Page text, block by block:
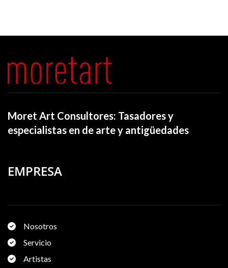
Moret Art Consultores: Tasadores y
especialistas en de arte y antigüedades
EMPRESA
Nosotros
Servicio
Artistas